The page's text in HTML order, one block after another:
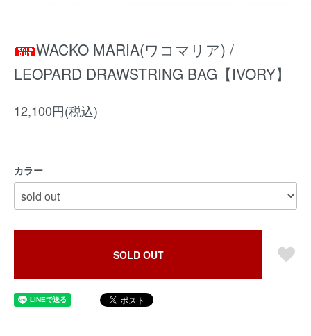
WACKO MARIA(ワコマリア) /
LEOPARD DRAWSTRING BAG【IVORY】
12,100円(税込)
カラー
SOLD OUT